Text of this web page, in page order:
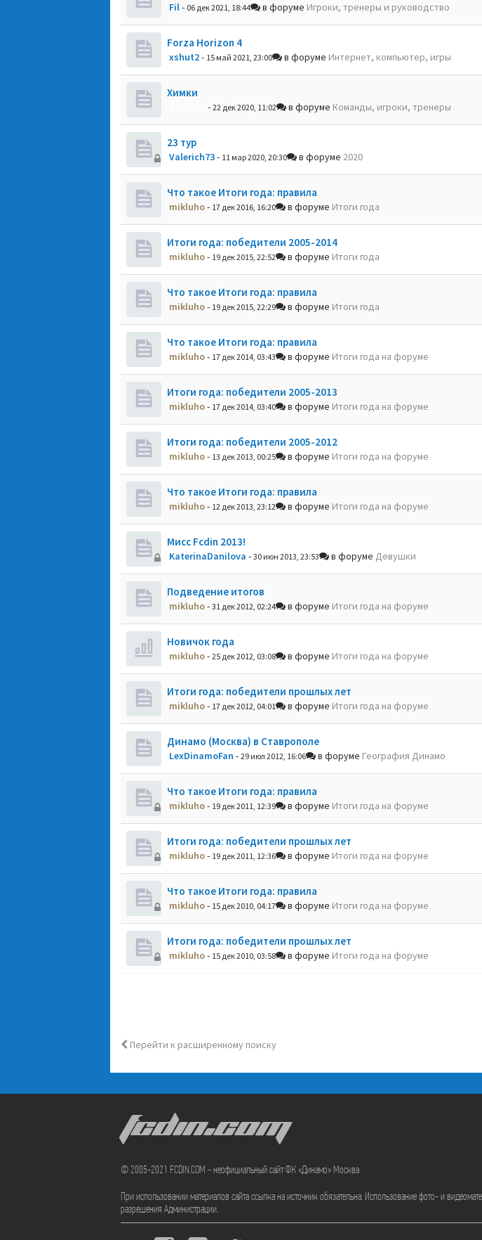
Fil- 06 дек 2021, 18:44 в форуме Игроки, тренеры и руководство
Forza Horizon 4
xshut2- 15 май 2021, 23:00 в форуме Интернет, компьютер, игры
Химки
- 22 дек 2020, 11:02 в форуме Команды, игроки, тренеры
23 тур
Valerich73- 11 мар 2020, 20:30 в форуме 2020
Что такое Итоги года: правила
mikluho- 17 дек 2016, 16:20 в форуме Итоги года
Итоги года: победители 2005-2014
mikluho- 19 дек 2015, 22:52 в форуме Итоги года
Что такое Итоги года: правила
mikluho- 19 дек 2015, 22:29 в форуме Итоги года
Что такое Итоги года: правила
mikluho- 17 дек 2014, 03:43 в форуме Итоги года на форуме
Итоги года: победители 2005-2013
mikluho- 17 дек 2014, 03:40 в форуме Итоги года на форуме
Итоги года: победители 2005-2012
mikluho- 13 дек 2013, 00:25 в форуме Итоги года на форуме
Что такое Итоги года: правила
mikluho- 12 дек 2013, 23:12 в форуме Итоги года на форуме
Мисс Fcdin 2013!
KaterinaDanilova - 30 июн 2013, 23:53 в форуме Девушки
Подведение итогов
mikluho- 31 дек 2012, 02:24 в форуме Итоги года на форуме
Новичок года
mikluho- 25 дек 2012, 03:08 в форуме Итоги года на форуме
Итоги года: победители прошлых лет
mikluho- 17 дек 2012, 04:01 в форуме Итоги года на форуме
Динамо (Москва) в Ставрополе
LexDinamoFan - 29 июл 2012, 16:06 в форуме География Динамо
Что такое Итоги года: правила
mikluho- 19 дек 2011, 12:39 в форуме Итоги года на форуме
Итоги года: победители прошлых лет
mikluho- 19 дек 2011, 12:36 в форуме Итоги года на форуме
Что такое Итоги года: правила
mikluho- 15 дек 2010, 04:17 в форуме Итоги года на форуме
Итоги года: победители прошлых лет
mikluho- 15 дек 2010, 03:58 в форуме Итоги года на форуме
Перейти к расширенному поиску
FCDIN.COM
© 2005-2021 FCDIN.COM - неофициальный сайт ФК «Динамо» Москва
При использовании материалов сайта ссылка на источник обязательна. Использование фото- и
разрешения Администрации.